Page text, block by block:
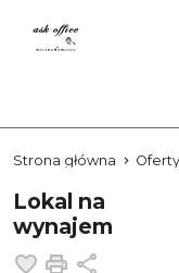
Strona główna Oferty
Lokal na
wynajem
Dodaj do
Drukuj